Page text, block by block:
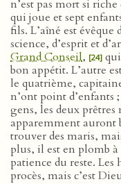
n’est pas mort si
qui joue et sept
fils. L’aîné est évêque
science, d’esprit et
Grand Conseil, [24]
bon appétit. L’autre
le quatrième,
n’ont point d’enfants
gens, les deux
apparemment auront
trouver des maris,
plus, il est en plomb
patience du reste. Les
procès, mais c’est